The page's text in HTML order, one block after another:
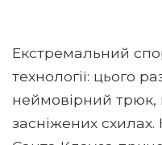
Екстремальний
технології: цього
неймовірний
засніжених схилах.